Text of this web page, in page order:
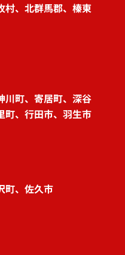
村、北群馬郡、榛東
川町、寄居町、深谷
町、行田市、羽生市
町、佐久市